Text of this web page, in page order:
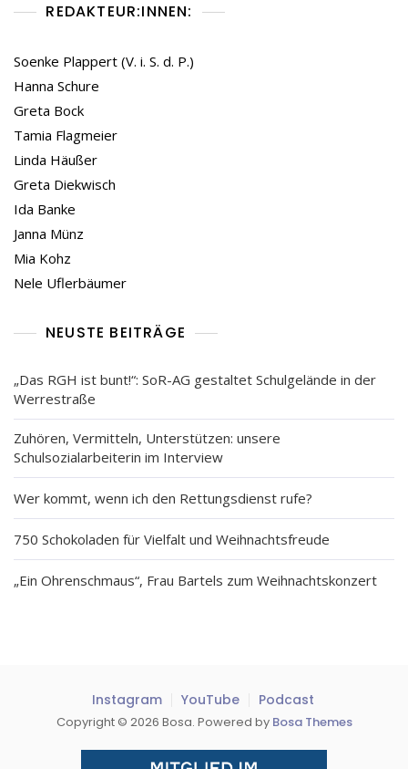
REDAKTEUR:INNEN:
Soenke Plappert (V. i. S. d. P.)
Hanna Schure
Greta Bock
Tamia Flagmeier
Linda Häußer
Greta Diekwisch
Ida Banke
Janna Münz
Mia Kohz
Nele Uflerbäumer
NEUSTE BEITRÄGE
„Das RGH ist bunt!“: SoR-AG gestaltet Schulgelände in der
Werrestraße
Zuhören, Vermitteln, Unterstützen: unsere
Schulsozialarbeiterin im Interview
Wer kommt, wenn ich den Rettungsdienst rufe?
750 Schokoladen für Vielfalt und Weihnachtsfreude
„Ein Ohrenschmaus“, Frau Bartels zum Weihnachtskonzert
Instagram YouTube Podcast
Copyright © 2026 Bosa. Powered by Bosa Themes